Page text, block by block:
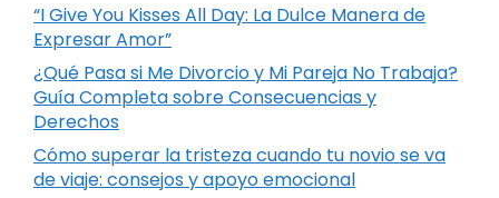
“I Give You Kisses All Day: La Dulce Manera de
Expresar Amor”
¿Qué Pasa si Me Divorcio y Mi Pareja No Trabaja?
Guía Completa sobre Consecuencias y
Derechos
Cómo superar la tristeza cuando tu novio se va
de viaje: consejos y apoyo emocional